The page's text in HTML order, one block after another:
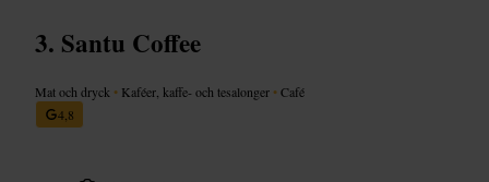
Santu Coffee
Mat och dryck • Kaféer, kaffe- och tesalonger •Café
4,8